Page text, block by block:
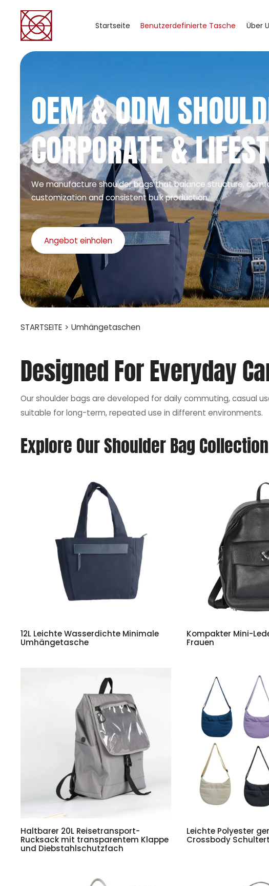
Startseite Benutzerdefinierte Tasche Über
OEM & ODM
CORPORATE &
We manufacture shoulder bags that balance structure,
customization and consistent bulk production.
Angebot einholen
STARTSEITE > Umhängetaschen
Designed For Everyday
Our shoulder bags are developed for daily commuting, casual
suitable for long-term, repeated use in different environments.
Explore Our Shoulder Bag Collection
12L Leichte Wasserdichte Minimale
Umhängetasche
Kompakter Mini-
Frauen
Haltbarer 20L Reisetransport-
Rucksack mit transparentem Klappe
und Diebstahlschutzfach
Leichte Polyester
Crossbody